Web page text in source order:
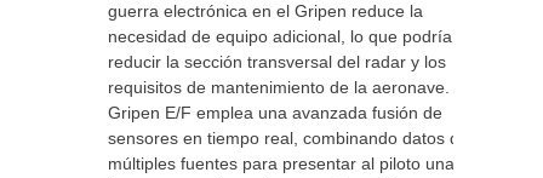
guerra electrónica en el Gripen reduce la
necesidad de equipo adicional, lo que podría
reducir la sección transversal del radar y los
requisitos de mantenimiento de la aeronave. El
Gripen E/F emplea una avanzada fusión de
sensores en tiempo real, combinando datos de
múltiples fuentes para presentar al piloto una